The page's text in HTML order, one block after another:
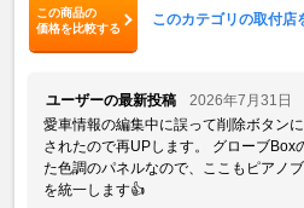
この商品の
価格を比較する
このカテゴリの取付店
ユーザーの最新投稿
2026年7月31日
愛車情報の編集中に誤って削除ボタン
されたので再UPします。 グローブBox
た色調のパネルなので、ここもピアノ
を統一します👍